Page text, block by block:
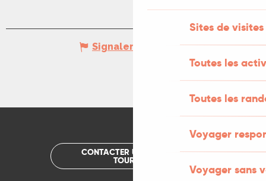
Sites de visites
Toutes les
Toutes les
Voyager
Voyager sans
Signaler une erreur
CONTACTER UN OFFICE DE
TOURISME